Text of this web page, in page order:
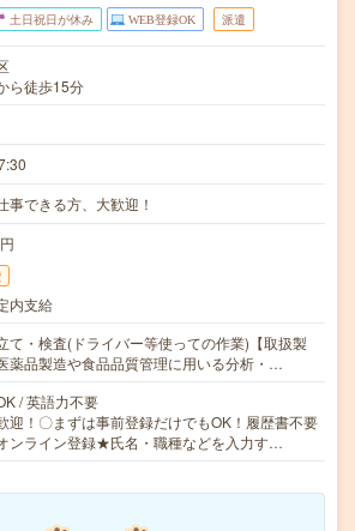
土日祝日が休み WEB登録OK 派遣
ら徒歩15分
事できる方、大歓迎！
内支給
て・検査(ドライバー等使っての作業)【取扱製
薬品製造や食品品質管理に用いる分析・…
/ 英語力不要
！〇まずは事前登録だけでもOK！履歴書不要
ンライン登録★氏名・職種などを入力す…